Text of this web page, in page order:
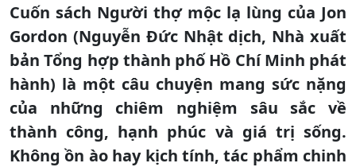
Cuốn sách Người thợ mộc lạ lùng của Jon
Gordon (Nguyễn Đức Nhật dịch, Nhà xuất
bản Tổng hợp thành phố Hồ Chí Minh phát
hành) là một câu chuyện mang sức nặng
của những chiêm nghiệm sâu sắc về
thành công, hạnh phúc và giá trị sống.
Không ồn ào hay kịch tính, tác phẩm chinh